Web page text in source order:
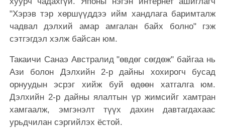
"Хэрэв тэр хөршүүддээ ийм хандлага баримталж
чадвал дэлхий амар амгалан байх болно" гэж
сэтгэгдэл хэлж байсан юм.
Такаичи Санаэ Австралид "өвдөг сөгдөж" байгаа нь
Ази болон Дэлхийн 2-р дайны хохирогч бусад
орнуудын эсрэг хийж буй өдөөн хатгалга юм.
Дэлхийн 2-р дайны ялалтын үр жимсийг хамтран
хамгаалж, эмгэнэлт түүх дахин давтагдахаас
урьдчилан сэргийлэх ёстой.